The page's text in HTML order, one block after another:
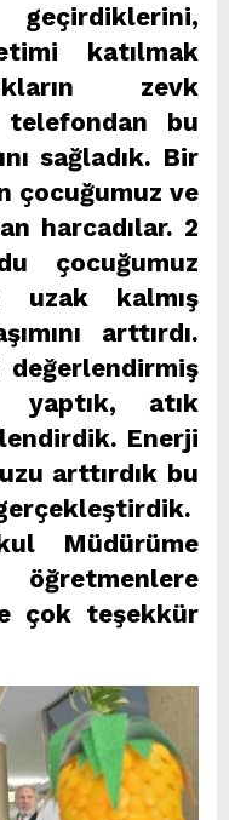
katılmak
zevk
telefondan bu
sağladık. Bir
çocuğumuz ve
harcadılar. 2
çocuğumuz
uzak kalmış
arttırdı.
atık
Enerji
arttırdık bu
Müdürüme
çok teşekkür